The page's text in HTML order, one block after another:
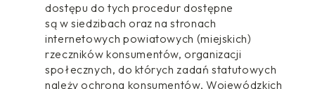
dostępu do tych procedur dostępne
są w siedzibach oraz na stronach
internetowych powiatowych (miejskich)
rzeczników konsumentów, organizacji
społecznych, do których zadań statutowych
należy ochrona konsumentów, Wojewódzkich